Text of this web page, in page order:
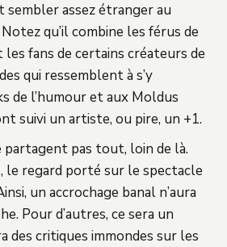
sembler assez étranger au
qu’il combine les férus de
fans de certains créateurs de
qui ressemblent à s’y
de l’humour et aux Moldus
suivi un artiste, ou pire, un +1.
partagent pas tout, loin de là.
le regard porté sur le spectacle
un accrochage banal n’aura
Pour d’autres, ce sera un
des critiques immondes sur les